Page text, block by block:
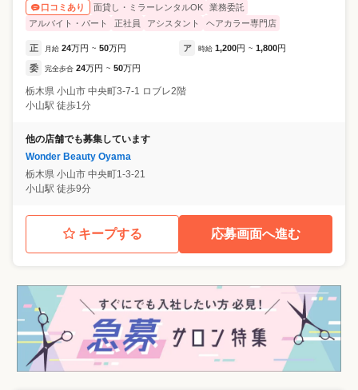
口コミあり
面貸し・ミラーレンタルOK
業務委託
アルバイト・パート
正社員 アシスタント ヘアカラー専門店
正 月給 24万円 ~ 50万円 ア 時給 1,200円 ~ 1,800円
委 完全歩合 24万円 ~ 50万円
栃木県 小山市 中央町3-7-1 ロブレ2階
小山駅 徒歩1分
他の店舗でも募集しています
Wonder Beauty Oyama
栃木県 小山市 中央町1-3-21
小山駅 徒歩9分
キープする 応募画面へ進む